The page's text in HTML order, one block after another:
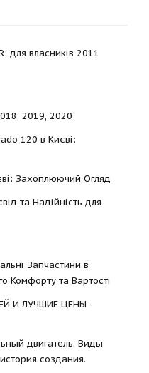
для власників 2011
2019, 2020
120 в Києві:
Захоплюючий Огляд
та Надійність для
Запчастини в
Комфорту та Вартості
И ЛУЧШИЕ ЦЕНЫ -
двигатель. Виды
создания.